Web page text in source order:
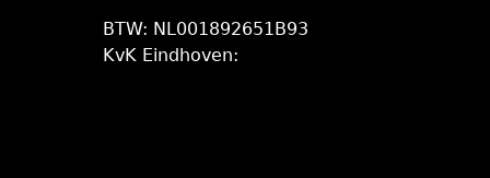
BTW: NL001892651B93
KvK Eindhoven: